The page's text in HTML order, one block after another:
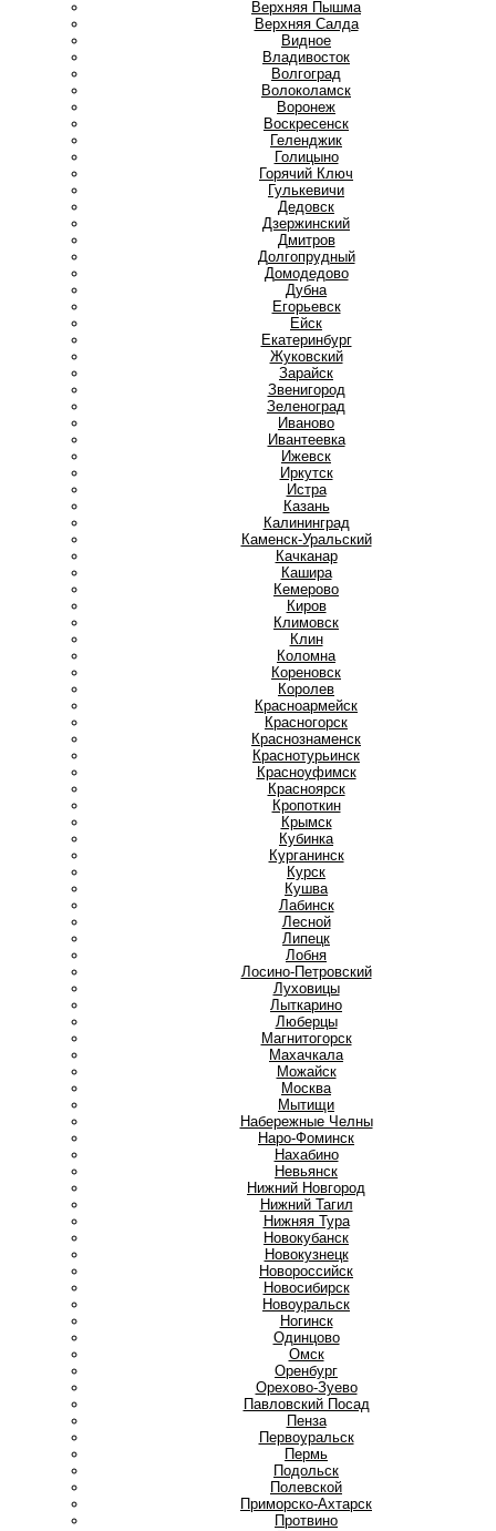
Верхняя Пышма
Верхняя Салда
Видное
Владивосток
Волгоград
Волоколамск
Воронеж
Воскресенск
Геленджик
Голицыно
Горячий Ключ
Гулькевичи
Дедовск
Дзержинский
Дмитров
Долгопрудный
Домодедово
Дубна
Егорьевск
Ейск
Екатеринбург
Жуковский
Зарайск
Звенигород
Зеленоград
Иваново
Ивантеевка
Ижевск
Иркутск
Истра
Казань
Калининград
Каменск-Уральский
Качканар
Кашира
Кемерово
Киров
Климовск
Клин
Коломна
Кореновск
Королев
Красноармейск
Красногорск
Краснознаменск
Краснотурьинск
Красноуфимск
Красноярск
Кропоткин
Крымск
Кубинка
Курганинск
Курск
Кушва
Лабинск
Лесной
Липецк
Лобня
Лосино-Петровский
Луховицы
Лыткарино
Люберцы
Магнитогорск
Махачкала
Можайск
Москва
Мытищи
Набережные Челны
Наро-Фоминск
Нахабино
Невьянск
Нижний Новгород
Нижний Тагил
Нижняя Тура
Новокубанск
Новокузнецк
Новороссийск
Новосибирск
Новоуральск
Ногинск
Одинцово
Омск
Оренбург
Орехово-Зуево
Павловский Посад
Пенза
Первоуральск
Пермь
Подольск
Полевской
Приморско-Ахтарск
Протвино